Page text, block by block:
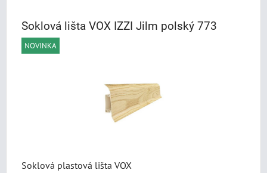
Soklová lišta VOX IZZI Jilm polský 773
NOVINKA
Soklová plastová lišta VOX